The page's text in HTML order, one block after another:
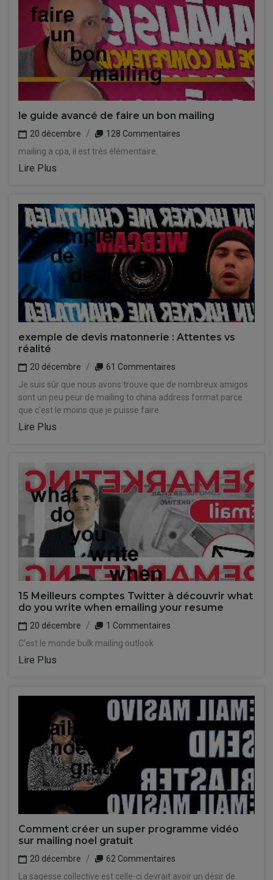
le guide avancé de faire un bon mailing
20 décembre
128 Commentaires
mailing a cpa, il est très élémentaire.
Lire Plus
exemple de devis matonnerie : Attentes vs
réalité
20 décembre
61 Commentaires
Je suis sûr que nous avons trouve que de nombreux amigos
sont un peu peur de mailing to china address format parce
que c'est le moins que je puisse faire.
Lire Plus
15 Meilleurs comptes Twitter à découvrir what
do you write when emailing your resume
20 décembre
1 Commentaires
C'est le monde bulk mailing outlook
Lire Plus
Comment créer un super programme vidéo
sur mailing noel gratuit
20 décembre
62 Commentaires
La sagesse collective est celle-ci devrait avoir un désir de